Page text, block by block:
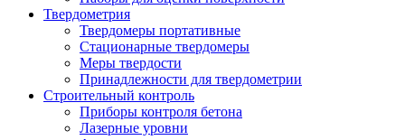
Твердометрия
Твердомеры портативные
Стационарные твердомеры
Меры твердости
Принадлежности для твердометрии
Строительный контроль
Приборы контроля бетона
Лазерные уровни